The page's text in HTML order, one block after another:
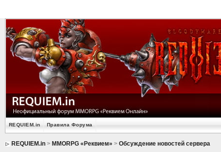
REQUIEM.in Правила Форума
REQUIEM.in> MMORPG «Реквием» > Обсуждение новостей сервера